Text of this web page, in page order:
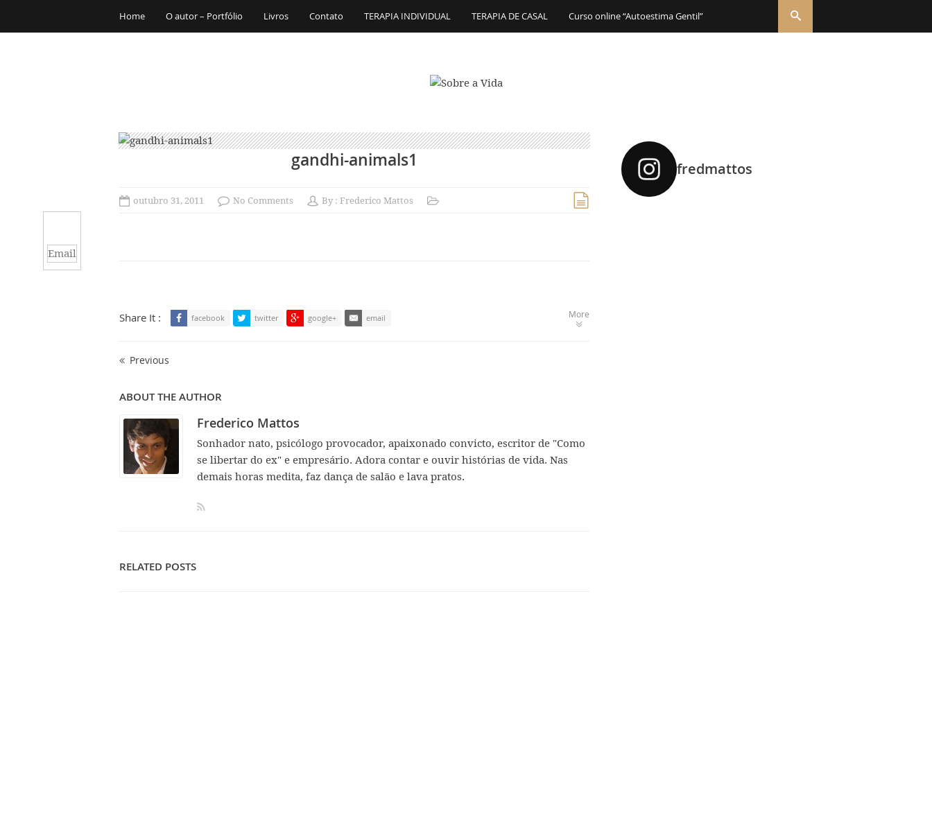
Home O autor – Portfólio Livros Contato TERAPIA INDIVIDUAL TERAPIA DE CASAL Curso online “Autoestima Gentil”
gandhi-animals1
outubro 31, 2011 No Comments By : Frederico Mattos
Email
Share It : facebook twitter google+ email More
Previous
ABOUT THE AUTHOR
Frederico Mattos
Sonhador nato, psicólogo provocador, apaixonado convicto, escritor de "Como
se libertar do ex" e empresário. Adora contar e ouvir histórias de vida. Nas
demais horas medita, faz dança de salão e lava pratos.
RELATED POSTS
fredmattos